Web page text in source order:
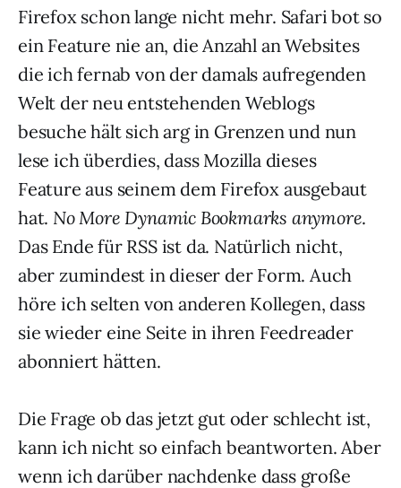
Firefox schon lange nicht mehr. Safari bot so
ein Feature nie an, die Anzahl an Websites
die ich fernab von der damals aufregenden
Welt der neu entstehenden Weblogs
besuche hält sich arg in Grenzen und nun
lese ich überdies, dass Mozilla dieses
Feature aus seinem dem Firefox ausgebaut
hat. No More Dynamic Bookmarks anymore.
Das Ende für RSS ist da. Natürlich nicht,
aber zumindest in dieser der Form. Auch
höre ich selten von anderen Kollegen, dass
sie wieder eine Seite in ihren Feedreader
abonniert hätten.
Die Frage ob das jetzt gut oder schlecht ist,
kann ich nicht so einfach beantworten. Aber
wenn ich darüber nachdenke dass große